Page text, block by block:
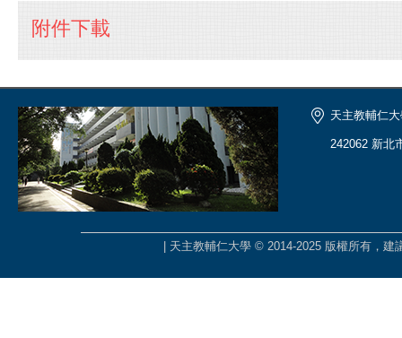
附件下載
天主教輔仁
242062 新北
| 天主教輔仁大學 © 2014-2025 版權所有，